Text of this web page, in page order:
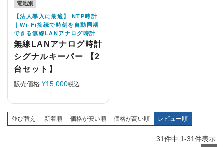
電池別
【法人導入に最適】 NTP時計
｜Wi-Fi接続で時刻を自動同期
できる無線LANアナログ時計
無線LANアナログ時計
シグナルキーパー 【2
台セット】
販売価格 ¥15,000税込
並び替え 新着順 価格が安い順 価格が高い順 レビュー順
31件中 1-31件表示